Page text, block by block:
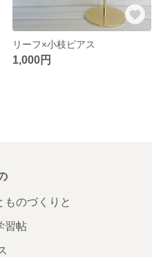
リーフ×小枝ピアス
1,000円
ものづくりと
習帖